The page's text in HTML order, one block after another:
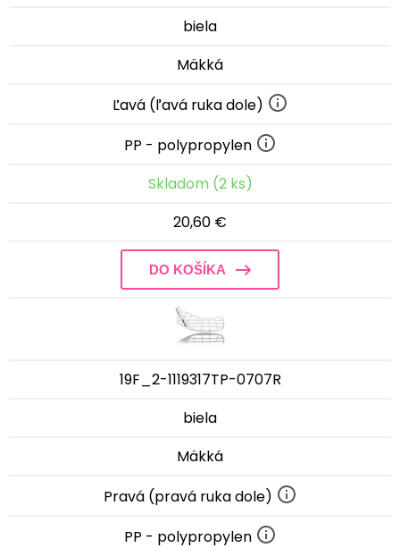
biela
Mäkká
Ľavá (ľavá ruka dole)
PP - polypropylen
Skladom (2 ks)
20,60 €
DO KOŠÍKA
19F_2-1119317TP-0707R
biela
Mäkká
Pravá (pravá ruka dole)
PP - polypropylen